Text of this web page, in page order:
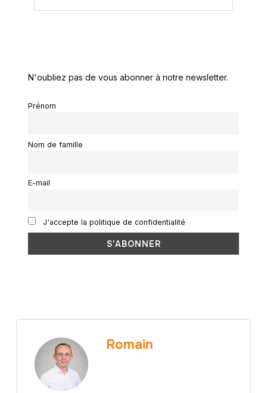
N'oubliez pas de vous abonner à notre newsletter.
Prénom
Nom de famille
E-mail
J'accepte la politique de confidentialité
Romain